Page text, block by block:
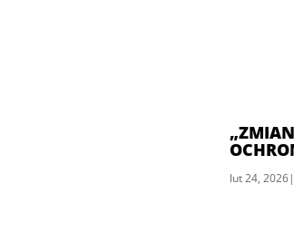
lut 24, 2026|